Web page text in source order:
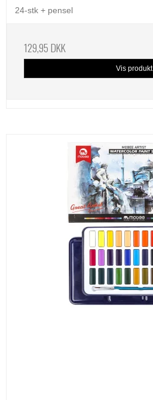
24-stk + pensel
129,95 DKK
Vis produkt